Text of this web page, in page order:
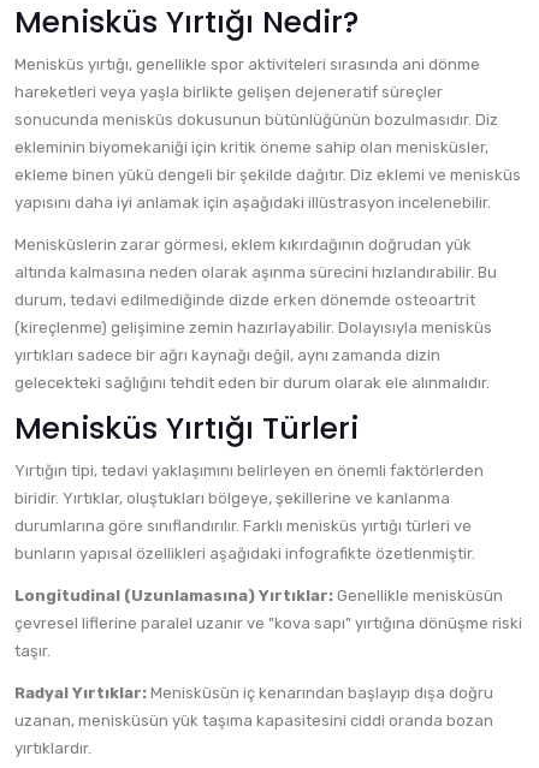
Menisküs Yırtığı Nedir?
Menisküs yırtığı, genellikle spor aktiviteleri sırasında ani dönme
hareketleri veya yaşla birlikte gelişen dejeneratif süreçler
sonucunda menisküs dokusunun bütünlüğünün bozulmasıdır. Diz
ekleminin biyomekaniği için kritik öneme sahip olan menisküsler,
ekleme binen yükü dengeli bir şekilde dağıtır. Diz eklemi ve menisküs
yapısını daha iyi anlamak için aşağıdaki illüstrasyon incelenebilir.
Menisküslerin zarar görmesi, eklem kıkırdağının doğrudan yük
altında kalmasına neden olarak aşınma sürecini hızlandırabilir. Bu
durum, tedavi edilmediğinde dizde erken dönemde osteoartrit
(kireçlenme) gelişimine zemin hazırlayabilir. Dolayısıyla menisküs
yırtıkları sadece bir ağrı kaynağı değil, aynı zamanda dizin
gelecekteki sağlığını tehdit eden bir durum olarak ele alınmalıdır.
Menisküs Yırtığı Türleri
Yırtığın tipi, tedavi yaklaşımını belirleyen en önemli faktörlerden
biridir. Yırtıklar, oluştukları bölgeye, şekillerine ve kanlanma
durumlarına göre sınıflandırılır. Farklı menisküs yırtığı türleri ve
bunların yapısal özellikleri aşağıdaki infografikte özetlenmiştir.
Longitudinal (Uzunlamasına) Yırtıklar: Genellikle menisküsün
çevresel liflerine paralel uzanır ve "kova sapı" yırtığına dönüşme riski
taşır.
Radyal Yırtıklar: Menisküsün iç kenarından başlayıp dışa doğru
uzanan, menisküsün yük taşıma kapasitesini ciddi oranda bozan
yırtıklardır.